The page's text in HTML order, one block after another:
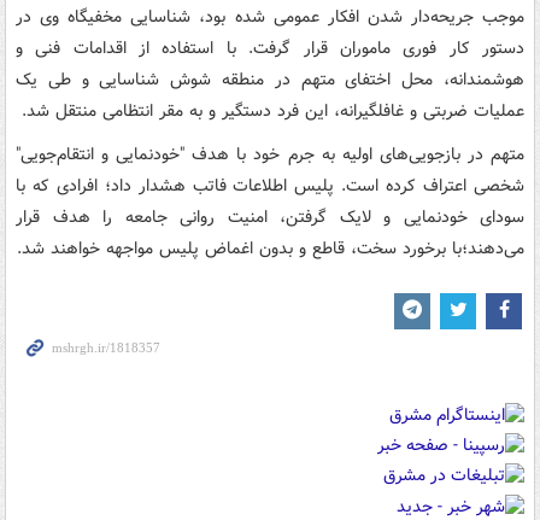
موجب جریحه‌دار شدن افکار عمومی شده بود، شناسایی مخفیگاه وی در
دستور کار فوری ماموران قرار گرفت. با استفاده از اقدامات فنی و
هوشمندانه، محل اختفای متهم در منطقه شوش شناسایی و طی یک
عملیات ضربتی و غافلگیرانه، این فرد دستگیر و به مقر انتظامی منتقل شد.
متهم در بازجویی‌های اولیه به جرم خود با هدف "خودنمایی و انتقام‌جویی"
شخصی اعتراف کرده است. پلیس اطلاعات فاتب هشدار داد؛ افرادی که با
سودای خودنمایی و لایک گرفتن، امنیت روانی جامعه را هدف قرار
می‌دهند؛با برخورد سخت، قاطع و بدون اغماض پلیس مواجهه خواهند شد.